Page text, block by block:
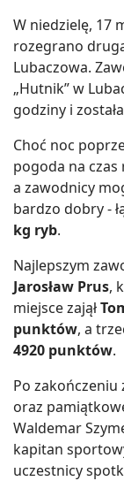
W niedzielę, 17
rozegrano
Lubaczowa.
„Hutnik” w
godziny i
Choć noc
pogoda na czas
a zawodnicy
bardzo dobry -
kg ryb.
Najlepszym
Jarosław Prus,
miejsce zajął
punktów, a
4920 punktów.
Po
oraz
Waldemar
kapitan
uczestnicy